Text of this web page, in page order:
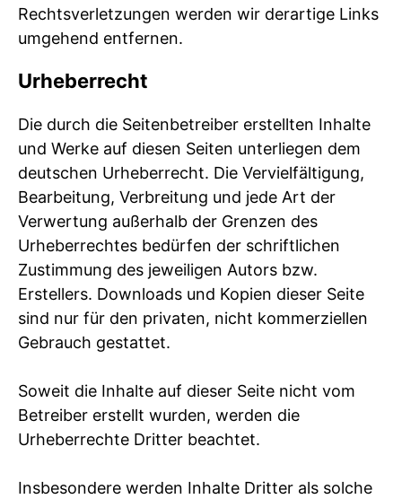
Rechtsverletzungen werden wir derartige Links
umgehend entfernen.
Urheberrecht
Die durch die Seitenbetreiber erstellten Inhalte
und Werke auf diesen Seiten unterliegen dem
deutschen Urheberrecht. Die Vervielfältigung,
Bearbeitung, Verbreitung und jede Art der
Verwertung außerhalb der Grenzen des
Urheberrechtes bedürfen der schriftlichen
Zustimmung des jeweiligen Autors bzw.
Erstellers. Downloads und Kopien dieser Seite
sind nur für den privaten, nicht kommerziellen
Gebrauch gestattet.
Soweit die Inhalte auf dieser Seite nicht vom
Betreiber erstellt wurden, werden die
Urheberrechte Dritter beachtet.
Insbesondere werden Inhalte Dritter als solche